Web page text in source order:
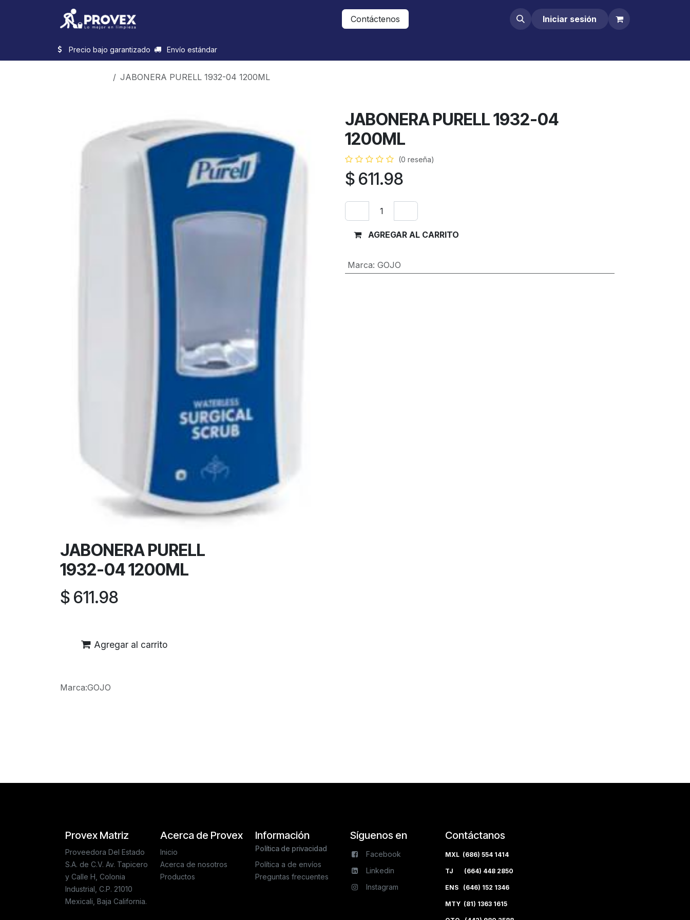
Contáctenos Iniciar sesión
Precio bajo garantizado Envío estándar
JABONERA PURELL 1932-04 1200ML
JABONERA PURELL 1932-04
1200ML
(0 reseña)
$ 611.98
AGREGAR AL CARRITO
Marca: GOJO
JABONERA PURELL
1932-04 1200ML
$ 611.98
Agregar al carrito
Marca:GOJO
Acerca de Provex
Inicio
Acerca de nosotros
Productos
Síguenos en
Facebook
Linkedin
Instagram
Provex Matriz
Proveedora Del Estado
S.A. de C.V. Av. Tapicero
y Calle H, Colonia
Industrial, C.P. 21010
Mexicali, Baja California.
Información
Política de privacidad
Política a de envíos
Preguntas frecuentes
Contáctanos
MXL (686) 554 1414
TJ (664) 448 2850
ENS (646) 152 1346
MTY (81) 1363 1615